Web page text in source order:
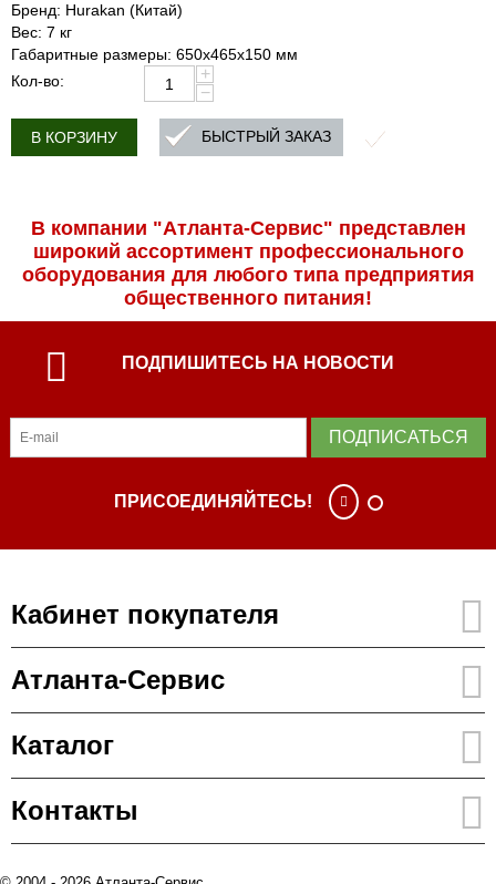
Бренд: Hurakan (Китай)
Вес: 7 кг
Габаритные размеры: 650x465x150 мм
Кол-во:
+
−
В КОРЗИНУ БЫСТРЫЙ ЗАКАЗ
В компании "Атланта-Сервис" представлен
широкий ассортимент профессиональ­ного
оборудования для любого типа предприятия
общественного питания!
ПОДПИШИТЕСЬ НА НОВОСТИ
ПОДПИСАТЬСЯ
ПРИСОЕДИНЯЙТЕСЬ!
Кабинет покупателя
Атланта-Сервис
Каталог
Контакты